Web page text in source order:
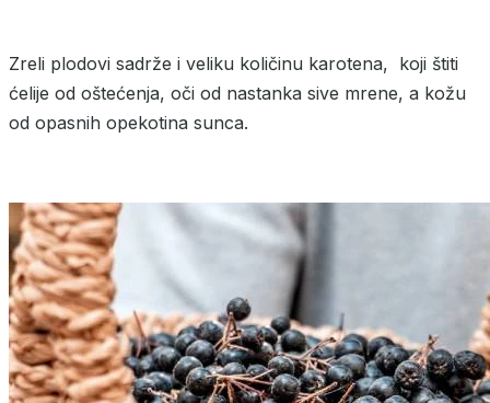
Zreli plodovi sadrže i veliku količinu karotena, koji štiti
ćelije od oštećenja, oči od nastanka sive mrene, a kožu
od opasnih opekotina sunca.